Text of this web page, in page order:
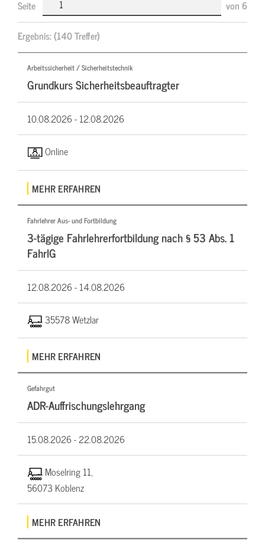
Seite von6
Ergebnis:(140 Treffer)
Arbeitssicherheit / Sicherheitstechnik
Grundkurs Sicherheitsbeauftragter
10.08.2026 -12.08.2026
Online
MEHR ERFAHREN
Fahrlehrer Aus- und Fortbildung
3-tägige Fahrlehrerfortbildung nach § 53 Abs. 1
FahrlG
12.08.2026 -14.08.2026
35578 Wetzlar
MEHR ERFAHREN
Gefahrgut
ADR-Auffrischungslehrgang
15.08.2026 -22.08.2026
Moselring 11,
56073 Koblenz
MEHR ERFAHREN